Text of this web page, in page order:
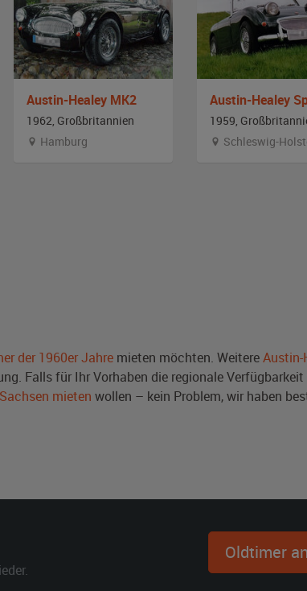
Austin-Healey MK2
1962, Großbritannien
Hamburg
1959,
Schleswig-
der 1960er Jahre mieten möchten. WeitereAustin-
Falls für Ihr Vorhaben die regionale
mieten wollen – kein Problem, wir haben
Oldtimer